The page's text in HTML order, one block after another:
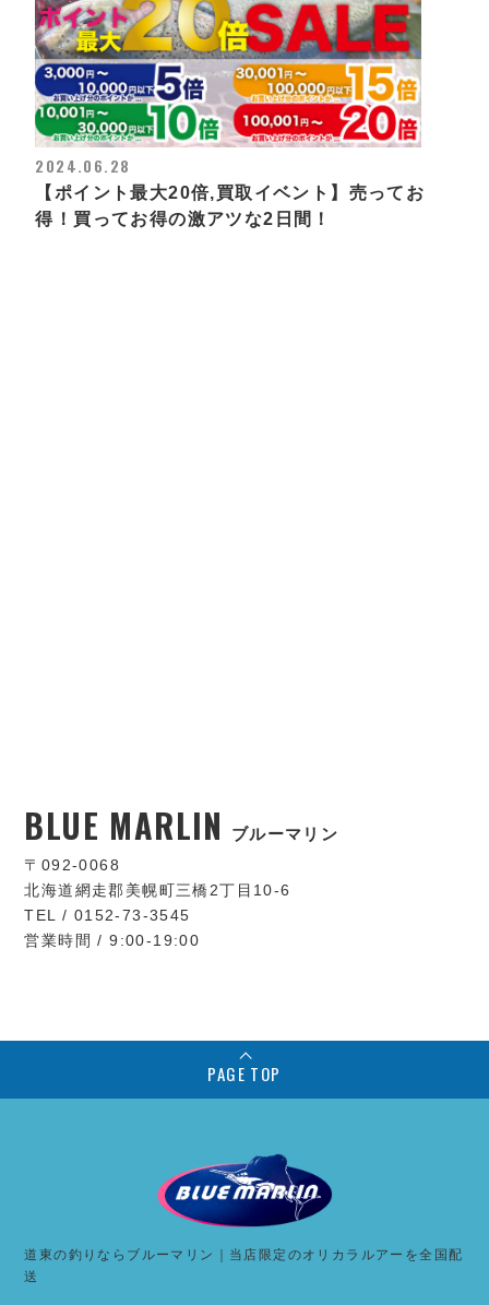
2024.06.28
【ポイント最大20倍,買取イベント】売ってお
得！買ってお得の激アツな2日間！
BLUE MARLIN ブルーマリン
〒092-0068
北海道網走郡美幌町三橋2丁目10-6
TEL / 0152-73-3545
営業時間 / 9:00-19:00
PAGE TOP
道東の釣りならブルーマリン｜当店限定のオリカラルアーを全国配
送